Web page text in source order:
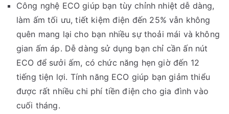
Công nghệ ECO giúp bạn tùy chỉnh nhiệt dễ dàng,
làm ấm tối ưu, tiết kiệm điện đến 25% vẫn không
quên mang lại cho bạn nhiều sự thoải mái và không
gian ấm áp. Dễ dàng sử dụng bạn chỉ cần ấn nút
ECO để sưởi ấm, có chức năng hẹn giờ đến 12
tiếng tiện lợi. Tính năng ECO giúp bạn giảm thiểu
được rất nhiều chi phí tiền điện cho gia đình vào
cuối tháng.